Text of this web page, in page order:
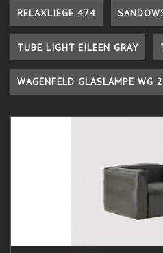
RELAXLIEGE 474
TUBE LIGHT EILEEN GRAY
WAGENFELD GLASLAMPE WG